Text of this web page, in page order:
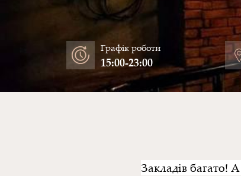
Графік роботи
15:00-23:00
Закладів багато!